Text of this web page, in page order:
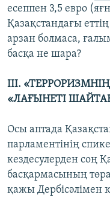
есеппен 3,5 евро
Қазақстандағы
арзан болмаса,
басқа не шара?
ІІІ.
«ЛАҒЫНЕТІ
Осы аптада
парламентінің
кездесулерден соң
басқармасының
қажы Дербісәлімен